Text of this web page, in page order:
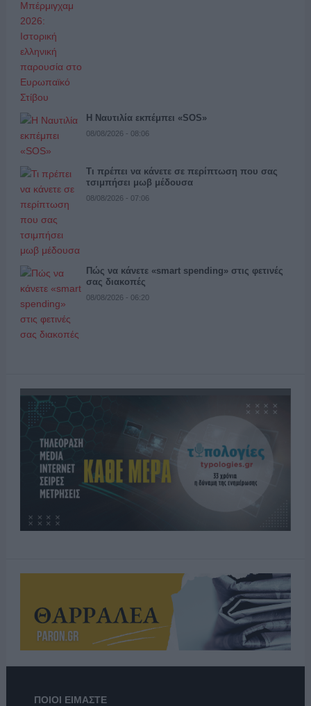
Η Ναυτιλία εκπέμπει «SOS»
08/08/2026 - 08:06
Τι πρέπει να κάνετε σε περίπτωση που σας
τσιμπήσει μωβ μέδουσα
08/08/2026 - 07:06
Πώς να κάνετε «smart spending» στις φετινές
σας διακοπές
08/08/2026 - 06:20
ΠΟΙΟΙ ΕΙΜΑΣΤΕ